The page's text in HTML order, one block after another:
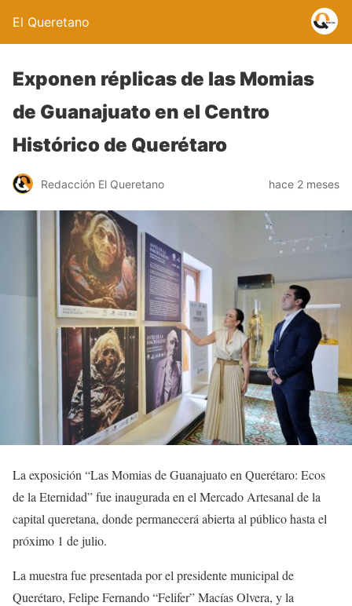
El Queretano
Exponen réplicas de las Momias
de Guanajuato en el Centro
Histórico de Querétaro
Redacción El Queretano hace 2 meses
La exposición “Las Momias de Guanajuato en Querétaro: Ecos
de la Eternidad” fue inaugurada en el Mercado Artesanal de la
capital queretana, donde permanecerá abierta al público hasta el
próximo 1 de julio.
La muestra fue presentada por el presidente municipal de
Querétaro, Felipe Fernando “Felifer” Macías Olvera, y la